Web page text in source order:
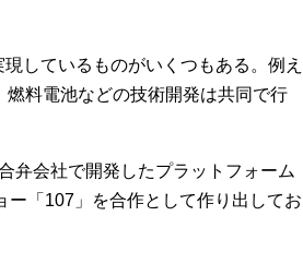
しているものがいくつもある。例え
料電池などの技術開発は共同で行
弁会社で開発したプラットフォーム
ー「107」を合作として作り出してお